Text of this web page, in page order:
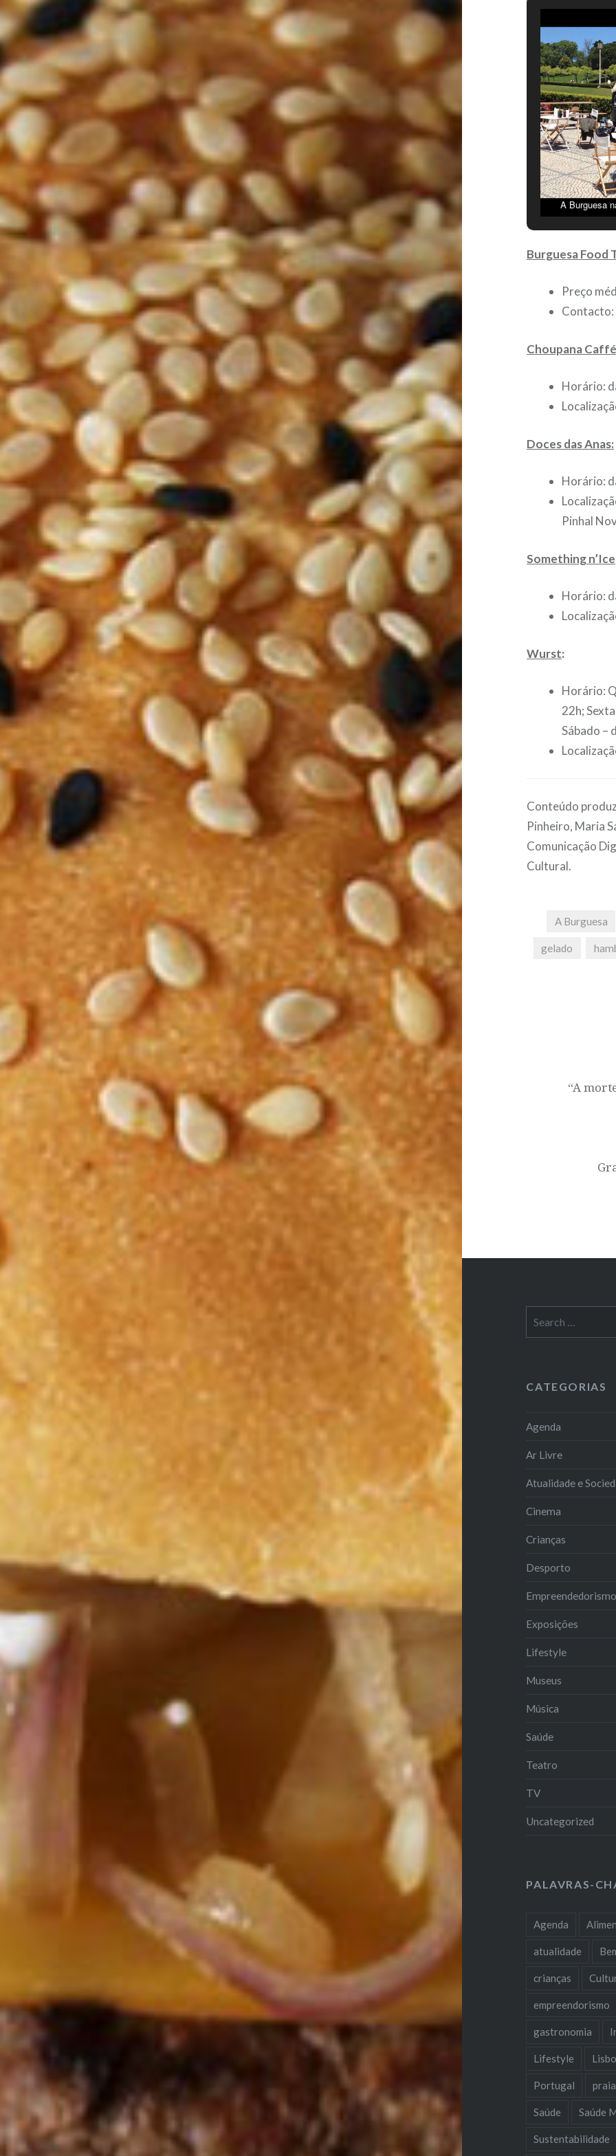
A Burguesa
Burguesa Food
Preço
Choupana
Horário:
Doces das Anas:
Horário:
Pinhal
Something n’Ice
Horário:
Wurst:
Horário:
22h;
Sábado –
Conteúdo
Pinheiro, Maria
Comunicação
Cultural.
A Burguesa
gelado
navigation
“A
for:
CATEGORIAS
Agenda
Ar Livre
Atualidade e
Cinema
Crianças
Desporto
Exposições
Lifestyle
Museus
Música
Saúde
Teatro
TV
Uncategorized
PALAVRAS-
Agenda
atualidade
crianças
empreendorismo
gastronomia
Lifestyle
Portugal praia
Saúde Saúde
Sustentabilidade